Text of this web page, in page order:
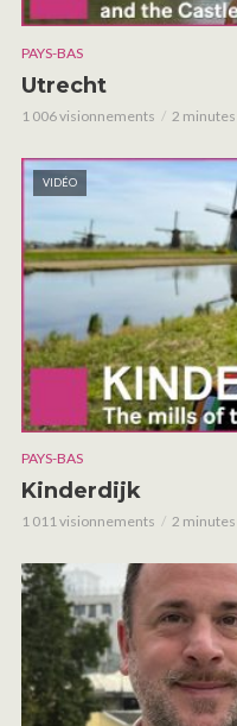
PAYS-BAS
Utrecht
1 006 visionnements 2 minutes
VIDÉO
PAYS-BAS
Kinderdijk
1 011 visionnements 2 minutes